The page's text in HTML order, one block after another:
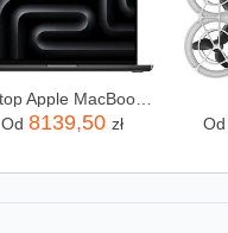
Laptop Apple MacBook Pro 2025 14" M5/16GB/512GB/macOS (MDE04ZEA)
Od 8139,50 zł
Od